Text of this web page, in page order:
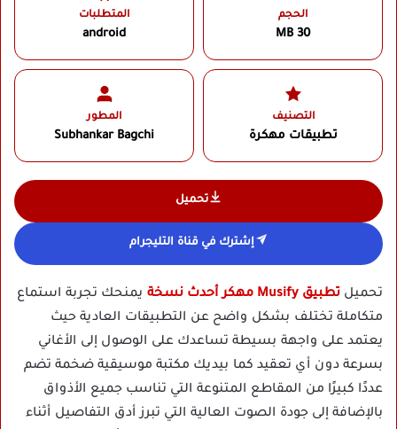
الحجم
30 MB
المتطلبات
android
التصنيف
تطبيقات مهكرة
المطور
Subhankar Bagchi
تحميل
إشترك في قناة التليجرام
تحميل تطبيق Musify مهكر أحدث نسخة
يمنحك تجربة استماع
متكاملة تختلف بشكل واضح عن التطبيقات العادية حيث
يعتمد على واجهة بسيطة تساعدك على الوصول إلى الأغاني
بسرعة دون أي تعقيد كما بيديك مكتبة موسيقية ضخمة تضم
عددًا كبيرًا من المقاطع المتنوعة التي تناسب جميع الأذواق
بالإضافة إلى جودة الصوت العالية التي تبرز أدق التفاصيل أثناء